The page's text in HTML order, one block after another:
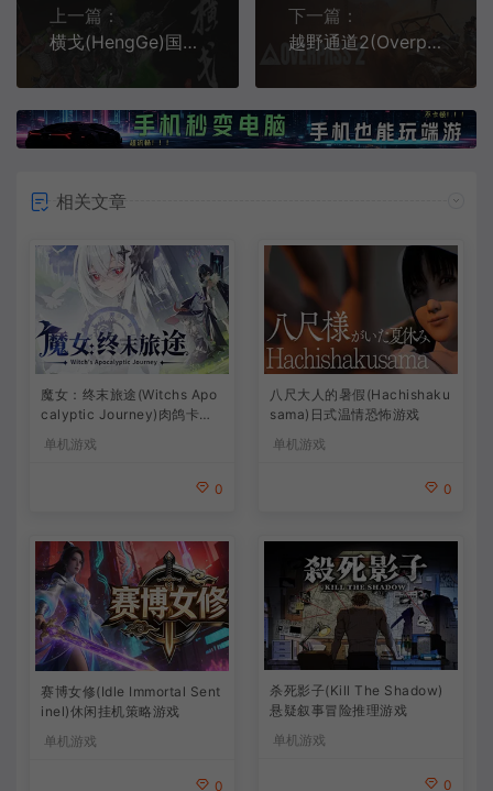
上一篇：
横戈(HengGe)国风古战役战争策略游戏|下载
下一篇：
越野通道2(Overpass 2)简中|PC|越野赛车竞速游戏
相关文章
魔女：终末旅途(Witchs Apo
calyptic Journey)肉鸽卡牌
单机游戏
0
八尺大人的暑假(Hachishaku
sama)日式温情恐怖游戏
单机游戏
0
赛博女修(Idle Immortal Sent
inel)休闲挂机策略游戏
单机游戏
0
杀死影子(Kill The Shadow)
悬疑叙事冒险推理游戏
单机游戏
0